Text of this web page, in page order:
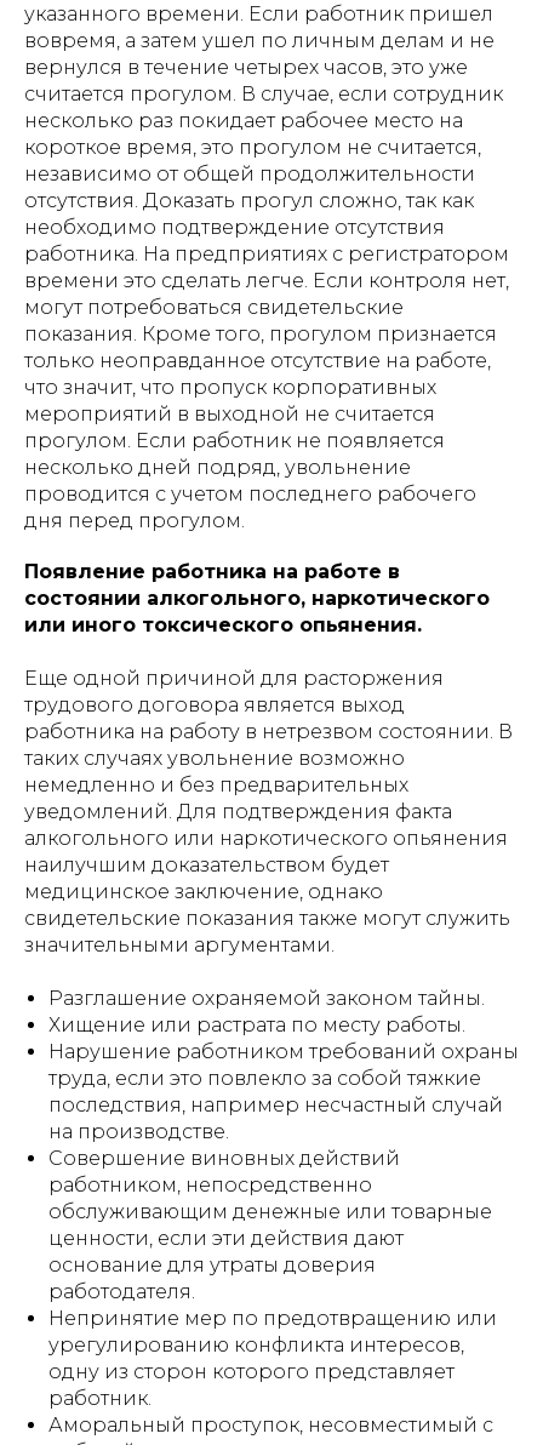
указанного времени. Если работник пришел
вовремя, а затем ушел по личным делам и не
вернулся в течение четырех часов, это уже
считается прогулом. В случае, если сотрудник
несколько раз покидает рабочее место на
короткое время, это прогулом не считается,
независимо от общей продолжительности
отсутствия. Доказать прогул сложно, так как
необходимо подтверждение отсутствия
работника. На предприятиях с регистратором
времени это сделать легче. Если контроля нет,
могут потребоваться свидетельские
показания. Кроме того, прогулом признается
только неоправданное отсутствие на работе,
что значит, что пропуск корпоративных
мероприятий в выходной не считается
прогулом. Если работник не появляется
несколько дней подряд, увольнение
проводится с учетом последнего рабочего
дня перед прогулом.
Появление работника на работе в
состоянии алкогольного, наркотического
или иного токсического опьянения.
Еще одной причиной для расторжения
трудового договора является выход
работника на работу в нетрезвом состоянии. В
таких случаях увольнение возможно
немедленно и без предварительных
уведомлений. Для подтверждения факта
алкогольного или наркотического опьянения
наилучшим доказательством будет
медицинское заключение, однако
свидетельские показания также могут служить
значительными аргументами.
Разглашение охраняемой законом тайны.
Хищение или растрата по месту работы.
Нарушение работником требований охраны
труда, если это повлекло за собой тяжкие
последствия, например несчастный случай
на производстве.
Совершение виновных действий
работником, непосредственно
обслуживающим денежные или товарные
ценности, если эти действия дают
основание для утраты доверия
работодателя.
Непринятие мер по предотвращению или
урегулированию конфликта интересов,
одну из сторон которого представляет
работник.
Аморальный проступок, несовместимый с